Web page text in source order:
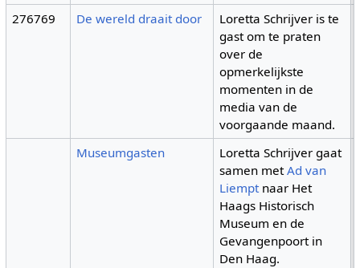
276769 De wereld draait door
Loretta Schrijver is te
gast om te praten
over de
opmerkelijkste
momenten in de
media van de
voorgaande maand.
Museumgasten
Loretta Schrijver gaat
samen metAd van
Liemptnaar Het
Haags Historisch
Museum en de
Gevangenpoort in
Den Haag.